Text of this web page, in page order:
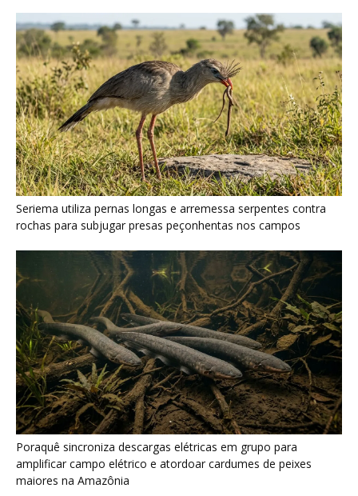
Poraquê sincroniza descargas elétricas em grupo para
amplificar campo elétrico e atordoar cardumes de peixes
maiores na Amazônia
Seriema combina corridas em alta velocidade e arremessos
contra rochas para imobilizar serpentes peçonhentas no
cerrado